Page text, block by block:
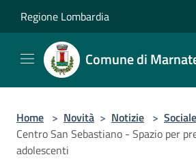
Regione Lombardia
Comune di
Home > Novità > Notizie > Sociale
Centro San Sebastiano - Spazio per
adolescenti